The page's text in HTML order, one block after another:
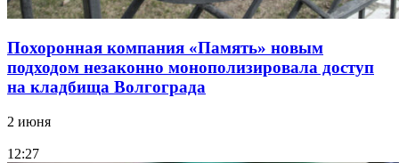
Похоронная компания «Память» новым
подходом незаконно монополизировала доступ
на кладбища Волгограда
2 июня
12:27